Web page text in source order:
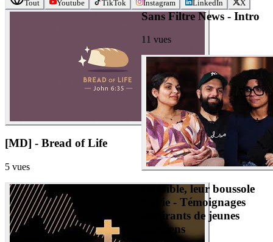
Tout Youtube TikTok Instagram LinkedIn X
[MD] - Bread of Life
5 vues
Sans Filtre News - Intro
11 vues
La Bible, leur boussole
de vie - Témoignages
inspirants de jeunes
chrétiens